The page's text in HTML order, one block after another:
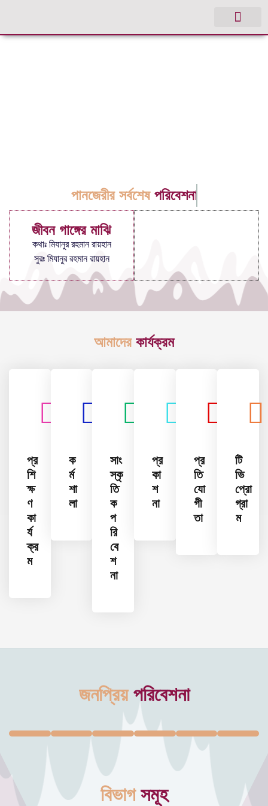
পানজেরীর সর্বশেষ পরিবেশনা
জীবন গাঙ্গের মাঝি
কথাঃ মিযানুর রহমান রায়হান
সুরঃ মিযানুর রহমান রায়হান
আমাদের কার্যক্রম
প্র
শি
ক্ষ
ণ
কা
র্য
ক্র
ম
ক
র্ম
শা
লা
সাং
স্কৃ
তি
ক
প
রি
বে
শ
না
প্র
কা
শ
না
প্র
তি
যো
গী
তা
টি
ভি
প্রো
গ্রা
ম
জনপ্রিয় পরিবেশনা
বিভাগ সমূহ